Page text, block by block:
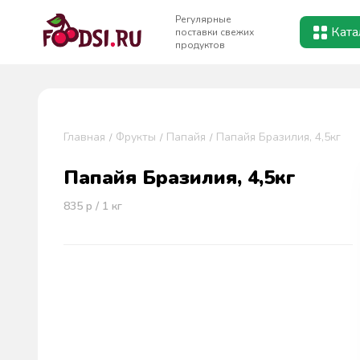
Регулярные
поставки свежих
продуктов
Главная Фрукты Папайя Папайя Бразилия, 4,5кг
Папайя Бразилия, 4,5кг
835 р / 1 кг